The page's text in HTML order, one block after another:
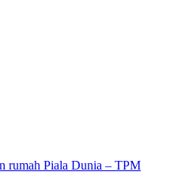
rumah Piala Dunia – TPM